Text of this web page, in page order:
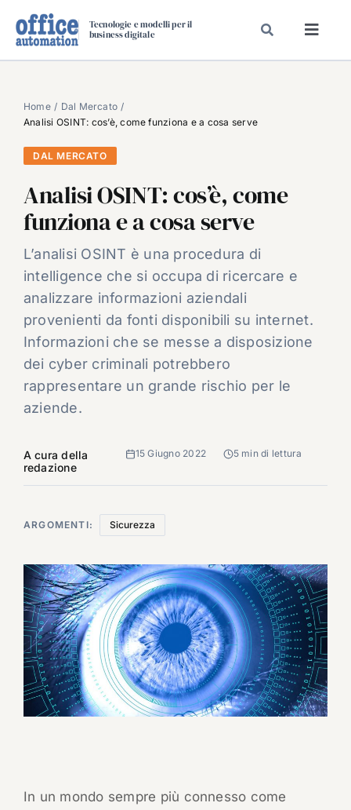
Tecnologie e modelli per il
business digitale
SPECIAL PAPER
TAVOLE ROTONDE DI REDAZIONE
DAL MERCATO
CARRIERE
VIDEO
EVENTI
CHI SIAMO
Home
Dal Mercato
Analisi OSINT: cos’è, come funziona e a cosa serve
DAL MERCATO
Analisi OSINT: cos’è, come
funziona e a cosa serve
L’analisi OSINT è una procedura di
intelligence che si occupa di ricercare e
analizzare informazioni aziendali
provenienti da fonti disponibili su internet.
Informazioni che se messe a disposizione
dei cyber criminali potrebbero
rappresentare un grande rischio per le
aziende.
A cura della
redazione
15 Giugno 2022 5 min di lettura
ARGOMENTI: Sicurezza
In un mondo sempre più connesso come